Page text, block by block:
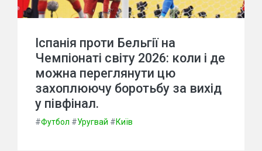
Іспанія проти Бельгії на
Чемпіонаті світу 2026: коли і де
можна переглянути цю
захоплюючу боротьбу за вихід
у півфінал.
#Футбол #Уругвай #Київ